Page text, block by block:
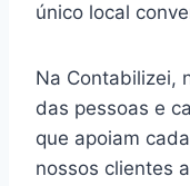
único local
Na Contabilizei,
das pessoas e
que apoiam
nossos clientes